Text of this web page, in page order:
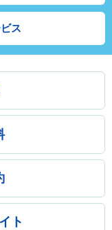
ス
ト